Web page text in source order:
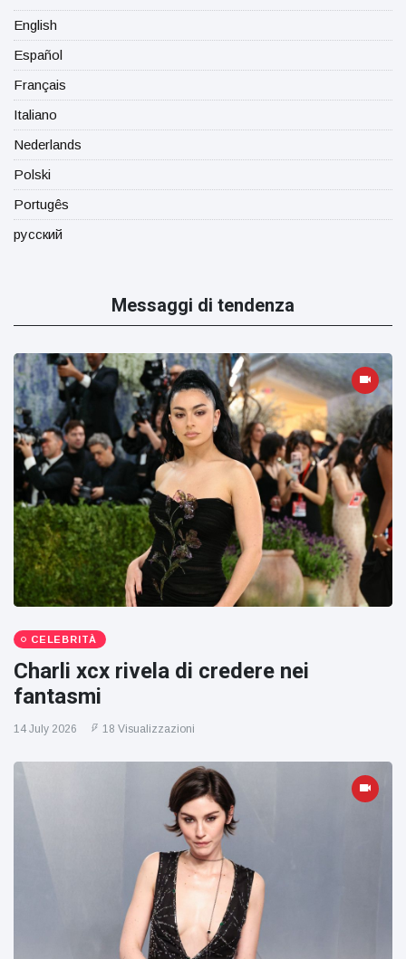
English
Español
Français
Italiano
Nederlands
Polski
Portugês
русский
Messaggi di tendenza
CELEBRITÀ
Charli xcx rivela di credere nei
fantasmi
14 July 2026 18 Visualizzazioni